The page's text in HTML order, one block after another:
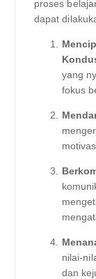
proses
dapat
yang
fokus
nilai-
dan